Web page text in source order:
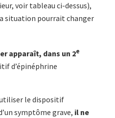
voir tableau ci-dessus),
situation pourrait changer
apparaît, dans un 2e
d’épinéphrine
le dispositif
symptôme grave, il ne